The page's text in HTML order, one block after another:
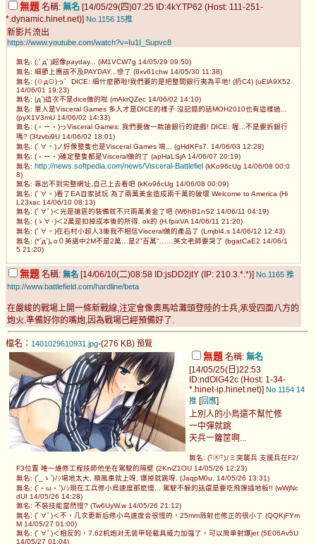
無題 名稱: 無名 [14/05/29(四)07:25 ID:4kY.TP62 (Host: 111-251-
*.dynamic.hinet.net)] No.1156 15推
新影片流出
https://www.youtube.com/watch?v=Iu1I_Supvc8
無名: (;ﾟдﾟ)超像payday... (iM1VCW7g 14/05/29 09:50)
無名: 細節上應該不及PAYDAY...慘了 (8xv61chw 14/05/30 11:38)
無名: (☉д⊙)っ゛DICE: 細什麼節啦!我們要的是把整間銀行夷為平地! (扔C4) (uElA9X52
14/06/01 19:23)
無名: |д`)這次不是dice做的啦 (mAkrQZec 14/06/02 14:10)
無名: 單人是Visceral Games 多人才是DICE的樣子 沒記錯的話MOH2010也有這樣過...
(pyX1V3mU 14/06/02 14:33)
無名: (・ー・)っVisceral Games: 我們要做一款搶銀行的遊戲! DICE: 喔...不是要拆銀行
嗎? (3fzvbi9U 14/06/02 18:01)
無名: (ﾟ∀。)ノ好像整隻也是Visceral Games 唷... (gHdKFs7. 14/06/03 12:28)
無名: (・ー・)確定整隻都是Visceral做的了 (apHaLSjA 14/06/07 20:19)
無名: http://news.softpedia.com/news/Visceral-Battlefiel (kKo96cUg 14/06/08 00:0
8)
無名: 靠出不到完整網址,自己上去看吧 (kKo96cUg 14/06/08 00:09)
無名: (ﾟ∀。)看了EA自家試玩 為了兩萬美金造成兩千萬的破壞 Welcome to America (Hi
L23xac 14/06/10 08:13)
無名: (ﾟ∀ﾟ)＜光是搶匪的裝備就不只兩萬美金了吧 (W6hB1nS2 14/06/11 04:19)
無名: (ゝ∀･)＜2萬是扣掉成本後的所得. ok的 (H.fpixVA 14/06/11 21:20)
無名: (ﾟ∀。)在石村小超人3後我不相信Visceral做的產品了 (Lmjbl4.s 14/06/12 12:43)
無名: (*´д`)｡o０英語中2M不是2萬…是2"百萬"……英文老師要哭了 (bgatCaE2 14/06/1
5 21:20)
無題 名稱: 無名 [14/06/10(二)08:58 ID:jsDD2jtY (IP: 210.3.*.*)] No.1165 推
http://www.battlefield.com/hardline/beta
在嚴峻的戰場上開一條新戰線,注定會像奧馬哈灘頭登陸的士兵,承受四面八方的
炮火.準備好你的嘴炮,因為戰場已經預備好了.
檔名： 1401029610931.jpg-(276 KB) 預覽
無題 名稱: 無名
[14/05/25(日)22:53
ID:ndOlG42c (Host: 1-34-
*.hinet-ip.hinet.net)] No.1154 14
推 [回應]
上別人的小鳥還不幫忙修
一中彈就跳
天兵一籮筐啊...
無名: (･ิ㉨･ิ)ﾉミ突襲兵 支援兵在F2/
F3位置 唯一維修工程技師他坐在駕駛的隔壁 (2KniZ1OU 14/05/26 12:23)
無名: (´_ゝ`)ﾉｼ場地太大, 順風車就上呀, 爆掉就跳呀. (JaqpM0u. 14/05/26 13:31)
無名: (´・ω・`)ﾉｼ現在工兵修小鳥速度那麼慢... 駕駛不躲的話還是要吃飛彈插地板!! (wWjNc
dUI 14/05/26 14:28)
無名: 不裝技能當然慢? (Tw6UyW.w 14/05/26 21:12)
無名: (ﾟ∀ﾟ)＜不，几次更新后修小鸟速度会很慢的，25mm溅射也修正的很小了 (QQKjFYm
M 14/05/27 01:00)
無名: (ﾟ∀ﾟ)＜相反的，7.62机炮对无装甲轻载具威力加强了，可以简单射爆jet (5E06Av5U
14/05/27 01:04)